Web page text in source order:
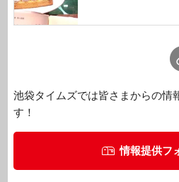
池袋タイムズでは皆さまからの情
す！
情報提供フ